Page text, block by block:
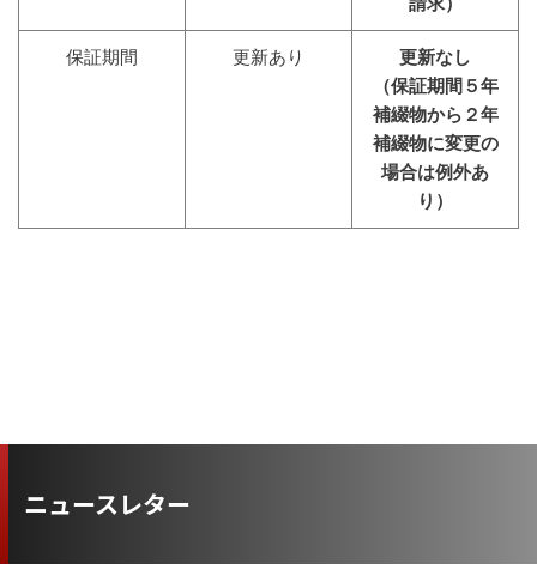
保証期間 更新あり
更新なし
（保証期間５年
補綴物から２年
補綴物に変更の
場合は例外あ
り）
ニュースレター